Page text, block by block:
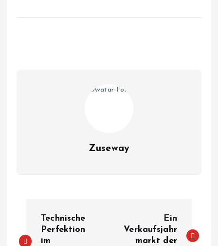
Zuseway
e
Technische
Perfektion
im
Ein
Verkaufsjahr
markt der